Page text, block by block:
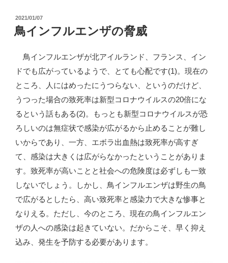
通
に
た
調
査
会”
の
フ
ル
止
の
投
稿
日:
2021/01/07
鳥インフルエンザの脅威
鳥インフルエンザが北アイルランド、フランス、イン
ドでも広がっているようで、とても心配です(1)。現在の
ところ、人にはめったにうつらない、というのだけど、
うつった場合の致死率は新型コロナウイルスの20倍にな
るという話もある(2)。もっとも新型コロナウイルスが恐
ろしいのは無症状で感染が広がるから止めることが難し
いからであり、一方、エボラ出血熱は致死率が高すぎ
て、感染は大きくは広がらなかったということがありま
す。致死率が高いことと社会への危険度は必ずしも一致
しないでしょう。しかし、鳥インフルエンザは野生の鳥
で広がるとしたら、高い致死率と感染力で大きな惨事と
なりえる。ただし、今のところ、現在の鳥インフルエン
ザの人への感染は起きていない。だからこそ、早く抑え
込み、発生を予防する必要があります。